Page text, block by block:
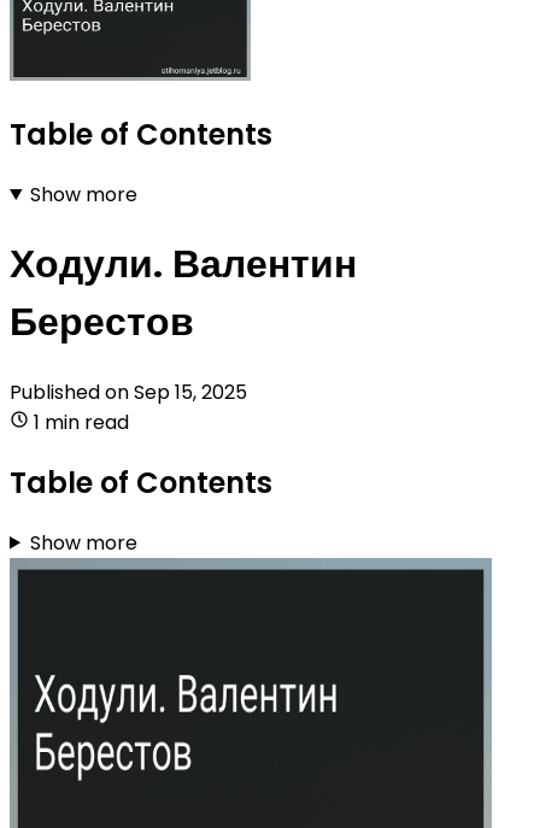
Table of Contents
Show more
Ходули. Валентин
Берестов
Published onSep 15, 2025
1 min read
Table of Contents
Show more